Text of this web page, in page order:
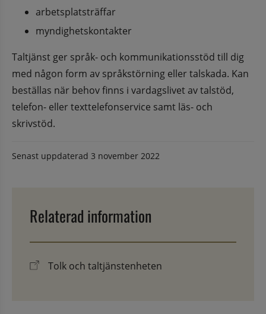
arbetsplatsträffar
myndighetskontakter
Taltjänst ger språk- och kommunikationsstöd till dig
med någon form av språkstörning eller talskada. Kan
beställas när behov finns i vardagslivet av talstöd,
telefon- eller texttelefonservice samt läs- och
skrivstöd.
Senast uppdaterad 3 november 2022
Relaterad information
Tolk och taltjänstenheten